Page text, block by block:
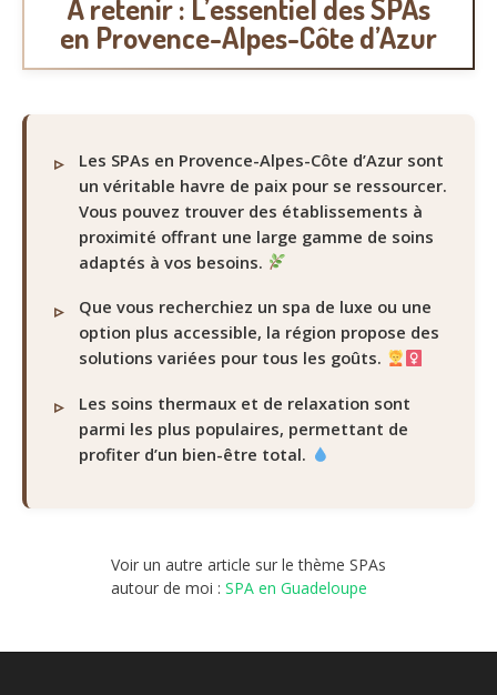
À retenir : L’essentiel des SPAs
en Provence-Alpes-Côte d’Azur
Les SPAs en Provence-Alpes-Côte d’Azur sont
un véritable havre de paix pour se ressourcer.
Vous pouvez trouver des établissements à
proximité offrant une large gamme de soins
adaptés à vos besoins.
Que vous recherchiez un spa de luxe ou une
option plus accessible, la région propose des
solutions variées pour tous les goûts.
Les soins thermaux et de relaxation sont
parmi les plus populaires, permettant de
profiter d’un bien-être total.
Voir un autre article sur le thème SPAs
autour de moi : SPA en Guadeloupe